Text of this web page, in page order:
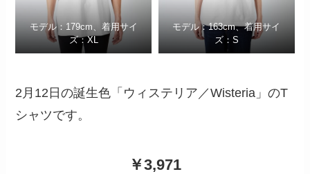
モデル：179cm、着用サイ
ズ：XL
モデル：163cm、着用サイ
ズ：S
2月12日の誕生色「ウィステリア／Wisteria」のT
シャツです。
￥3,971